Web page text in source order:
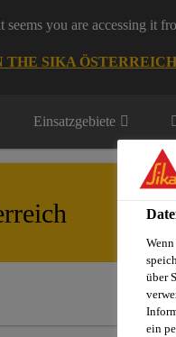
you are accessing it
THE SIKA
Einsatzgebiete
über
ein